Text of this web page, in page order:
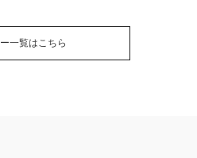
一覧はこちら